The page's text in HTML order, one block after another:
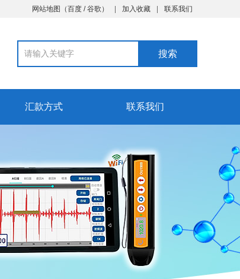
网站地图 （百度 /谷歌 ） 加入收藏 联系我们
汇款方式 联系我们